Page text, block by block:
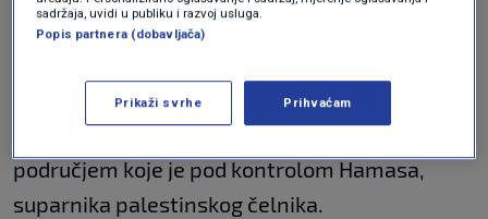
U Gazu je u srijedu stiglo prvih 2000 doza
Abasova vlada nakon što je Izrael odobrio
transfer cjepiva preko svoje granice s
područjem koje je pod kontrolom Hamasa,
suparnika palestinskog čelnika.
sadržaja, uvidi u publiku i razvoj usluga.
Popis partnera (dobavljača)
Prikaži svrhe Prihvaćam